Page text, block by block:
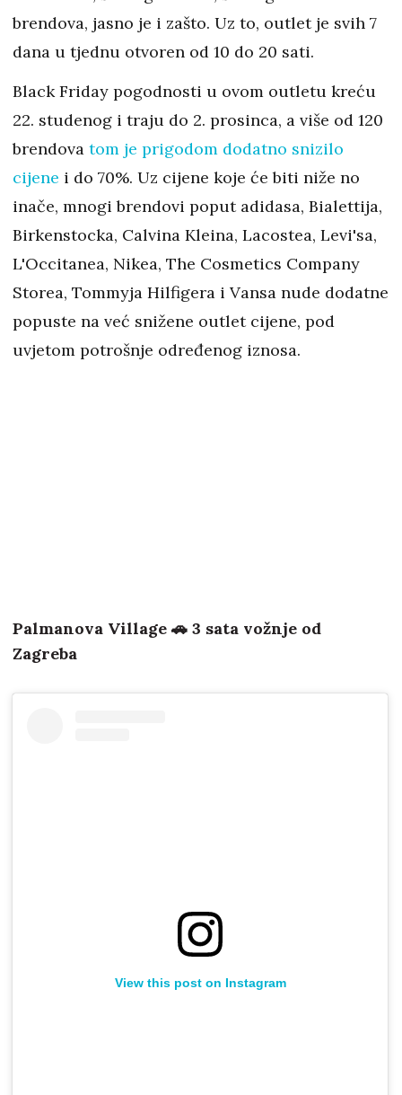
brendova, jasno je i zašto. Uz to, outlet je svih 7
dana u tjednu otvoren od 10 do 20 sati.
Black Friday pogodnosti u ovom outletu kreću
22. studenog i traju do 2. prosinca, a više od 120
brendova tom je prigodom dodatno snizilo
cijene i do 70%. Uz cijene koje će biti niže no
inače, mnogi brendovi poput adidasa, Bialettija,
Birkenstocka, Calvina Kleina, Lacostea, Levi'sa,
L'Occitanea, Nikea, The Cosmetics Company
Storea, Tommyja Hilfigera i Vansa nude dodatne
popuste na već snižene outlet cijene, pod
uvjetom potrošnje određenog iznosa.
Palmanova Village 🚗 3 sata vožnje od
Zagreba
View this post on Instagram